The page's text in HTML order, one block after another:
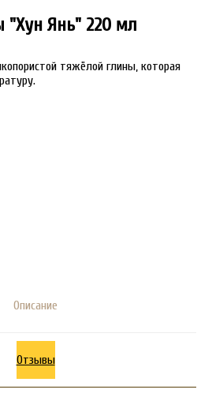
"Хун Янь" 220 мл
тяжёлой глины, которая
Описание
Отзывы